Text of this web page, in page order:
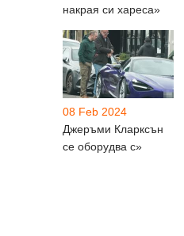
накрая си хареса»
08 Feb 2024
Джеръми Кларксън
се оборудва с»